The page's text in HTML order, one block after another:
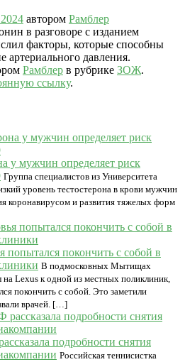
автором Рамблер
в разговоре с изданием
факторы, которые способны
давления.
Рамблер в рубрике ЗОЖ.
ссылку.
у мужчин определяет риск
Группа специалистов из Университета
уровень тестостерона в крови мужчин
коронавирусом и развития тяжелых форм
попытался покончить с собой в
В подмосковных Мытищах
Lexus к одной из местных поликлиник,
покончить с собой. Это заметили
врачей. […]
подробности снятия
Российская теннисистка